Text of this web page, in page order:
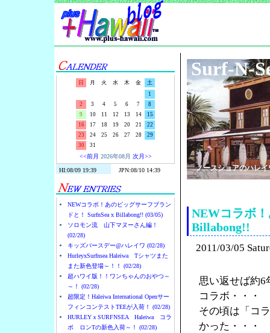
日 月 火 水 木 金
土
1
2
3 4 5 6 7
8
9
10 11 12 13 14
15
16
17 18 19 20 21
22
23
24 25 26 27 28
29
30
31
<<前月 2026年08月 次月>>
NEWコラボ！あのビッグサーフブラン
ドと！ SurfnSea x Billabong!! (03/05)
ソロモン流 山下マヌーさん編！
(02/28)
キッズバースデー@ハレイワ (02/28)
HurleyxSurfnsea Haleiwa Tシャツまた
また新色登場～！！ (02/28)
超ハワイ版！！ワンちゃんのおやつ～
～！ (02/28)
超限定！Haleiwa International Openサー
フィンコンテストTEEが入荷！ (02/28)
HURLEYｘSURFNSEA Haleiwa コラ
ボ ロンTの新色入荷～！ (02/28)
Surf-N-
ノースショアのハレ
NEWコラボ
Billabong!!
2011/03/05
思い返せば約6
コラボ・・・
その頃は「コ
かった・・・